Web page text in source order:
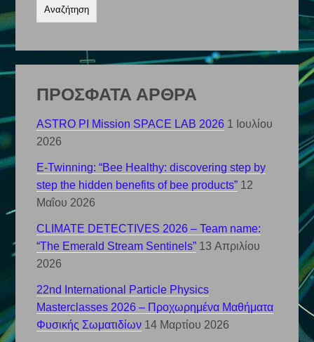
ΠΡΟΣΦΑΤΑ ΑΡΘΡΑ
ASTRO PI Mission SPACE LAB 2026 1 Ιουλίου
2026
E-Twinning: “Bee Healthy: discovering step by
step the hidden benefits of bee products” 12
Μαΐου 2026
CLIMATE DETECTIVES 2026 – Team name:
“The Emerald Stream Sentinels” 13 Απριλίου
2026
22nd International Particle Physics
Masterclasses 2026 – Προχωρημένα Μαθήματα
Φυσικής Σωματιδίων 14 Μαρτίου 2026